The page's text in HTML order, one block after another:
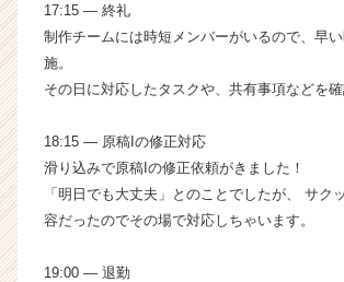
17:15 ― 終礼
制作チームには時短メンバーがいるので、早
施。
その日に対応したタスクや、共有事項などを確
18:15 ― 原稿Iの修正対応
滑り込みで原稿Iの修正依頼がきました！
「明日でも大丈夫」とのことでしたが、 サク
容だったのでその場で対応しちゃいます。
19:00 ― 退勤